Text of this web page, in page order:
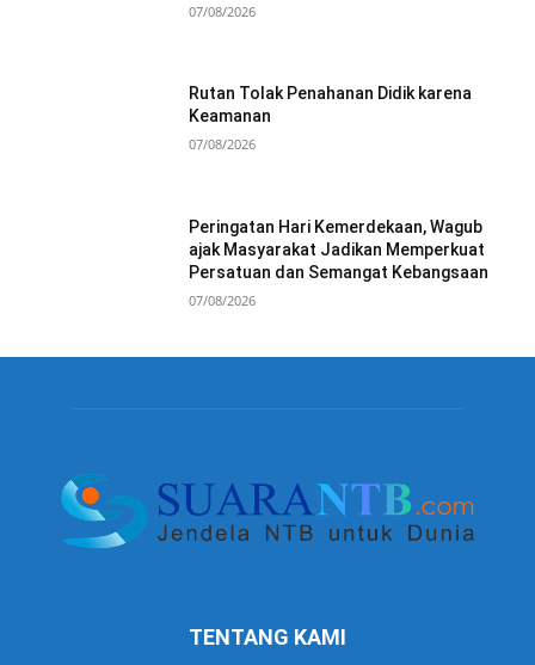
07/08/2026
Rutan Tolak Penahanan Didik karena
Keamanan
07/08/2026
Peringatan Hari Kemerdekaan, Wagub
ajak Masyarakat Jadikan Memperkuat
Persatuan dan Semangat Kebangsaan
07/08/2026
TENTANG KAMI